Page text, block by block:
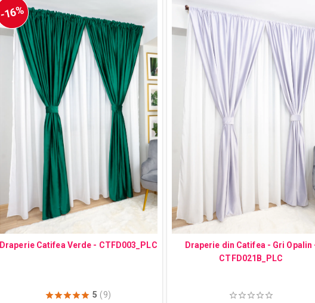
-16%
Draperie Catifea Verde - CTFD003_PLC
5 (9)
Draperie din Catifea - Gri Opalin
CTFD021B_PLC